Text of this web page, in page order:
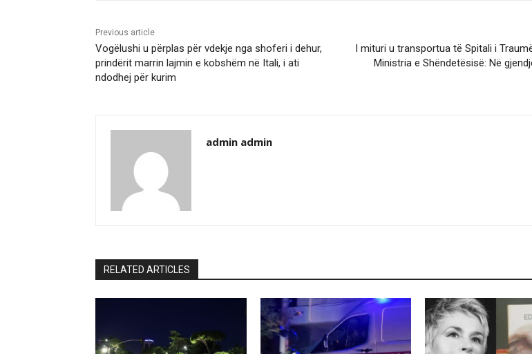
Previous article
Vogëlushi u përplas për vdekje nga shoferi i dehur,
prindërit marrin lajmin e kobshëm në Itali, i ati
ndodhej për kurim
I mituri u transportua të Spitali i
Ministria e Shëndetësisë: Në
admin admin
RELATED ARTICLES